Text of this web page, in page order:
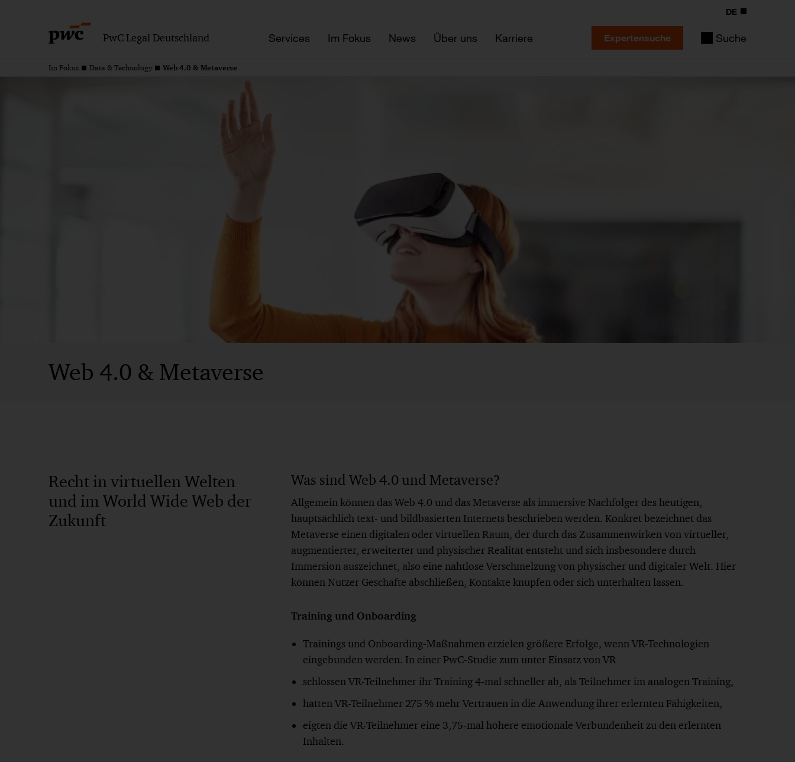
PwC Legal Deutschland Services Im Fokus News Über uns Karriere
DE
Expertensuche Suche
Im Fokus Data & Technology Web 4.0 & Metaverse
Web 4.0 & Metaverse
Recht in virtuellen Welten
und im World Wide Web der
Zukunft
Was sind Web 4.0 und Metaverse?
Allgemein können das Web 4.0 und das Metaverse als immersive Nachfolger des heutigen,
hauptsächlich text- und bildbasierten Internets beschrieben werden. Konkret bezeichnet das
Metaverse einen digitalen oder virtuellen Raum, der durch das Zusammenwirken von virtueller,
augmentierter, erweiterter und physischer Realität entsteht und sich insbesondere durch
Immersion auszeichnet, also eine nahtlose Verschmelzung von physischer und digitaler Welt. Hier
können Nutzer Geschäfte abschließen, Kontakte knüpfen oder sich unterhalten lassen.
Training und Onboarding
Trainings und Onboarding-Maßnahmen erzielen größere Erfolge, wenn VR-Technologien
eingebunden werden. In einer PwC-Studie zum unter Einsatz von VR
schlossen VR-Teilnehmer ihr Training 4-mal schneller ab, als Teilnehmer im analogen Training,
hatten VR-Teilnehmer 275 % mehr Vertrauen in die Anwendung ihrer erlernten Fähigkeiten,
eigten die VR-Teilnehmer eine 3,75-mal höhere emotionale Verbundenheit zu den erlernten
Inhalten.